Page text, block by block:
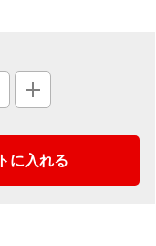
に入れる